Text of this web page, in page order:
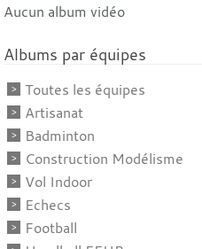
Aucun album vidéo
Albums par équipes
Toutes les équipes
Artisanat
Badminton
Construction Modélisme
Vol Indoor
Echecs
Football